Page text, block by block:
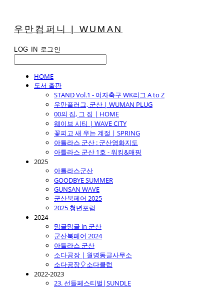
우만컴퍼니 | WUMAN
LOG IN 로그인
HOME
도서 출판
STAND Vol.1 - 여자축구 WK리그 A to Z
우만플러그, 군산 | WUMAN PLUG
00의 집, 그 집 | HOME
웨이브 시티 | WAVE CITY
꽃피고 새 우는 계절 | SPRING
아틀라스 군산 : 군산영화지도
아틀라스 군산 1호 - 워킹&매핑
2025
아틀라스군산
GOODBYE SUMMER
GUNSAN WAVE
군산북페어 2025
2025 청년포럼
2024
밍글밍글 in 군산
군산북페어 2024
아틀라스 군산
소다공장 | 월명동글사무소
소다공장🎈소다클럽
2022-2023
23. 선들페스티벌|SUNDLE